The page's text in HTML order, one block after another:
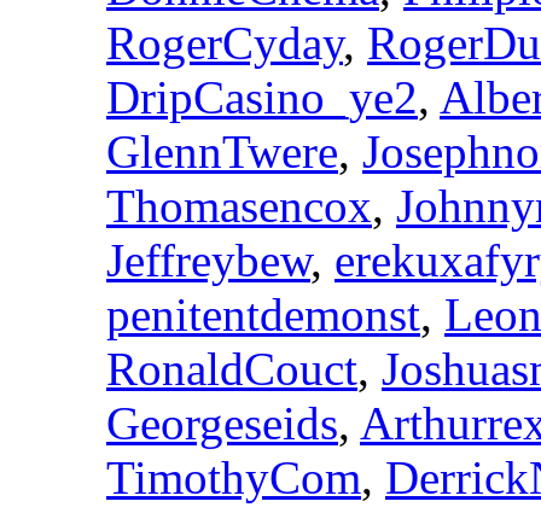
RogerCyday,
DripCasino_ye2,
GlennTwere,
Thomasencox,
Jeffreybew,
penitentdemonst,
RonaldCouct,
Georgeseids,
TimothyCom,